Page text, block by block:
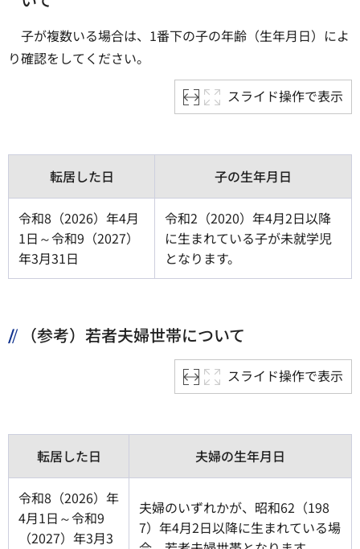
子が複数いる場合は、1番下の子の年齢（生年月日）によ
り確認をしてください。
スライド操作で表示
転居した日 子の生年月日
令和8（2026）年4月
1日～令和9（2027）
年3月31日
令和2（2020）年4月2日以降
に生まれている子が未就学児
となります。
（参考）若者夫婦世帯について
スライド操作で表示
転居した日 夫婦の生年月日
令和8（2026）年
4月1日～令和9
（2027）年3月3
夫婦のいずれかが、昭和62（198
7）年4月2日以降に生まれている場